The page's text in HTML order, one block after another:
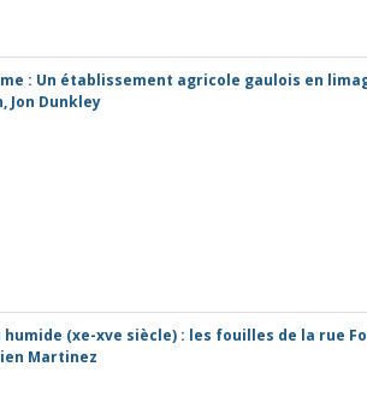
: Un établissement agricole gaulois en
Jon Dunkley
(xe-xve siècle) : les fouilles de la rue
Martinez